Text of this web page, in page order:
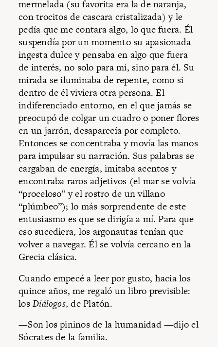
mermelada (su favorita era la de naranja,
con trocitos de cascara cristalizada) y le
pedía que me contara algo, lo que fuera. Él
suspendía por un momento su apasionada
ingesta dulce y pensaba en algo que fuera
de interés, no solo para mí, sino para él. Su
mirada se iluminaba de repente, como si
dentro de él viviera otra persona. El
indiferenciado entorno, en el que jamás se
preocupó de colgar un cuadro o poner flores
en un jarrón, desaparecía por completo.
Entonces se concentraba y movía las manos
para impulsar su narración. Sus palabras se
cargaban de energía, imitaba acentos y
encontraba raros adjetivos (el mar se volvía
“proceloso” y el rostro de un villano
“plúmbeo”); lo más sorprendente de este
entusiasmo es que se dirigía a mí. Para que
eso sucediera, los argonautas tenían que
volver a navegar. Él se volvía cercano en la
Grecia clásica.
Cuando empecé a leer por gusto, hacia los
quince años, me regaló un libro previsible:
losDiálogos, de Platón.
—Son los pininos de la humanidad —dijo el
Sócrates de la familia.